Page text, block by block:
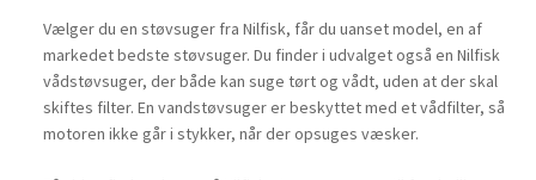
Vælger du en støvsuger fra Nilfisk, får du uanset model, en af
markedet bedste støvsuger. Du finder i udvalget også en Nilfisk
vådstøvsuger, der både kan suge tørt og vådt, uden at der skal
skiftes filter. En vandstøvsuger er beskyttet med et vådfilter, så
motoren ikke går i stykker, når der opsuges væsker.